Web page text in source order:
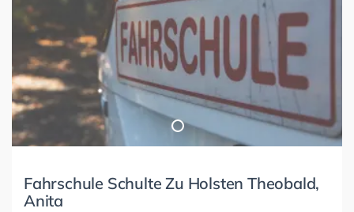
Fahrschule Schulte Zu Holsten Theobald,
Anita